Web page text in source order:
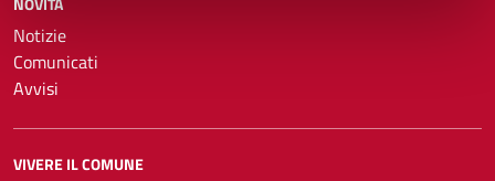
Notizie
Comunicati
Avvisi
VIVERE IL COMUNE